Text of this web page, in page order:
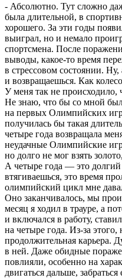
- Абсолютно. Тут сложно
была длительной, в
хорошего. За эти годы
выиграл, но и немало
спортсмена. После
выводы, какое-то время
в стрессовом состоянии.
и возвращаешься. Как
У меня так не происходило,
Не знаю, что бы со мной
на первых Олимпийских
получилась бы такая
четыре года возвращала
неудачные Олимпийские
но долго не мог взять
А четыре года — это долгий
втягиваешься, это время
олимпийский цикл мне
Оно заканчивалось, мы
месяц я ходил в трауре, а
и включался в работу,
на четыре года. Из-за этого,
продолжительная карьера.
в ней. Даже обидные
повлияли, особенно на
двигаться дальше,